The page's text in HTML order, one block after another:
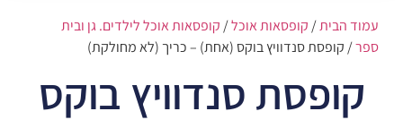
עמוד הבית/קופסאות אוכל/קופסאות אוכל לילדים. גן ובית
ספר/ קופסת סנדוויץ בוקס (אחת) – כריך (לא מחולקת)
קופסת סנדוויץ בוקס